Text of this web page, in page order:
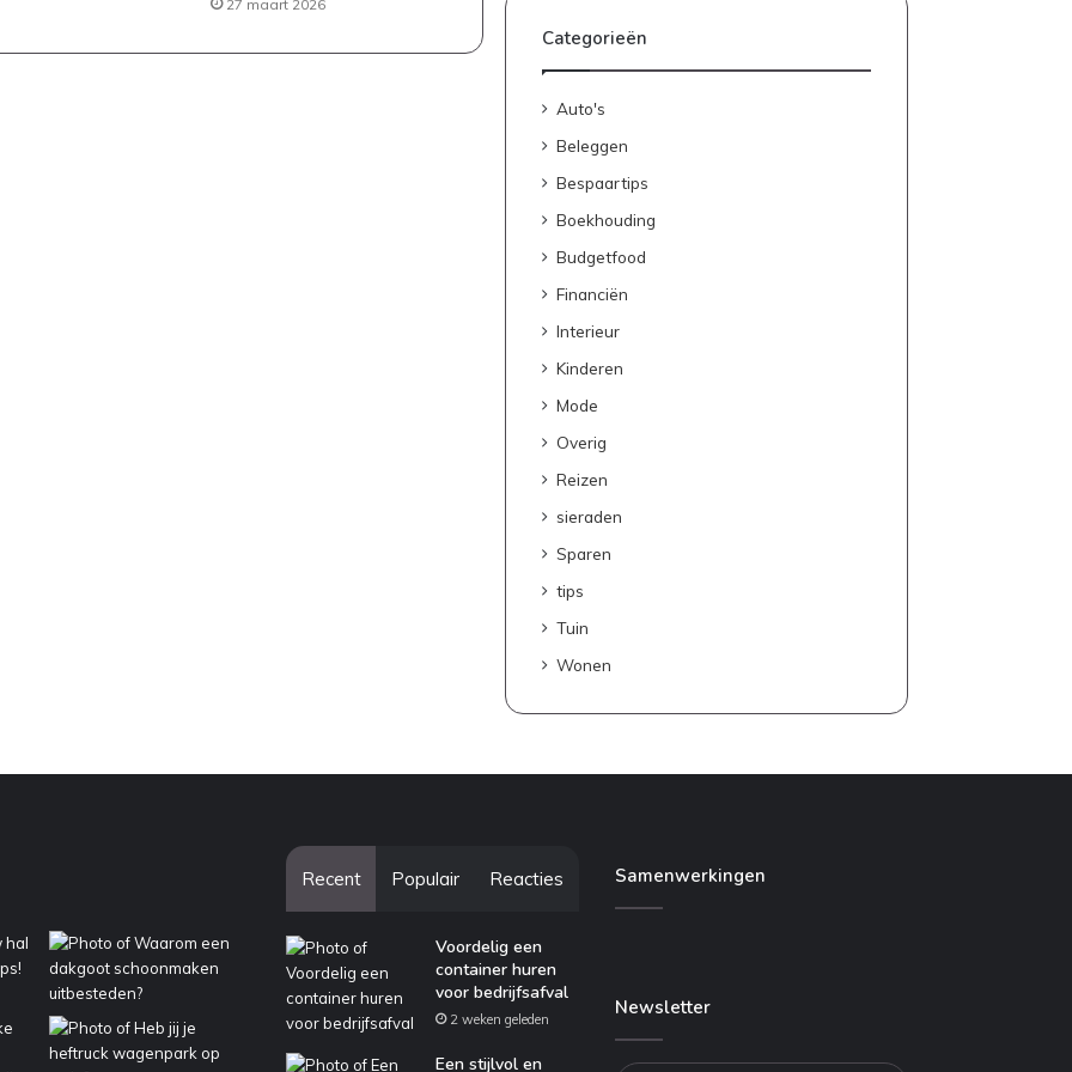
27 maart 2026
Categorieën
Auto's
Beleggen
Bespaartips
Boekhouding
Budgetfood
Financiën
Interieur
Kinderen
Mode
Overig
Reizen
sieraden
Sparen
tips
Tuin
Wonen
Recent Populair Reacties
Voordelig een
container huren
voor bedrijfsafval
2 weken geleden
Een stijlvol en
Samenwerkingen
Newsletter